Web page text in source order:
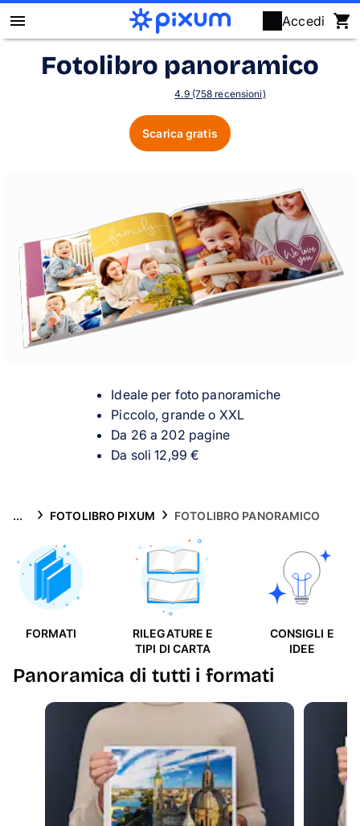
Accedi
Fotolibro Pixum
Calendari
Puzzle
Cover
Fotolibro panoramico
4.9 (758 recensioni)
Ideale per foto panoramiche
Piccolo, grande o XXL
Da 26 a 202 pagine
Da soli 12,99 €
Scarica gratis
... FOTOLIBRO PIXUM FOTOLIBRO PANORAMICO
FORMATI
RILEGATURE E
TIPI DI CARTA
CONSIGLI E
IDEE
Panoramica di tutti i formati